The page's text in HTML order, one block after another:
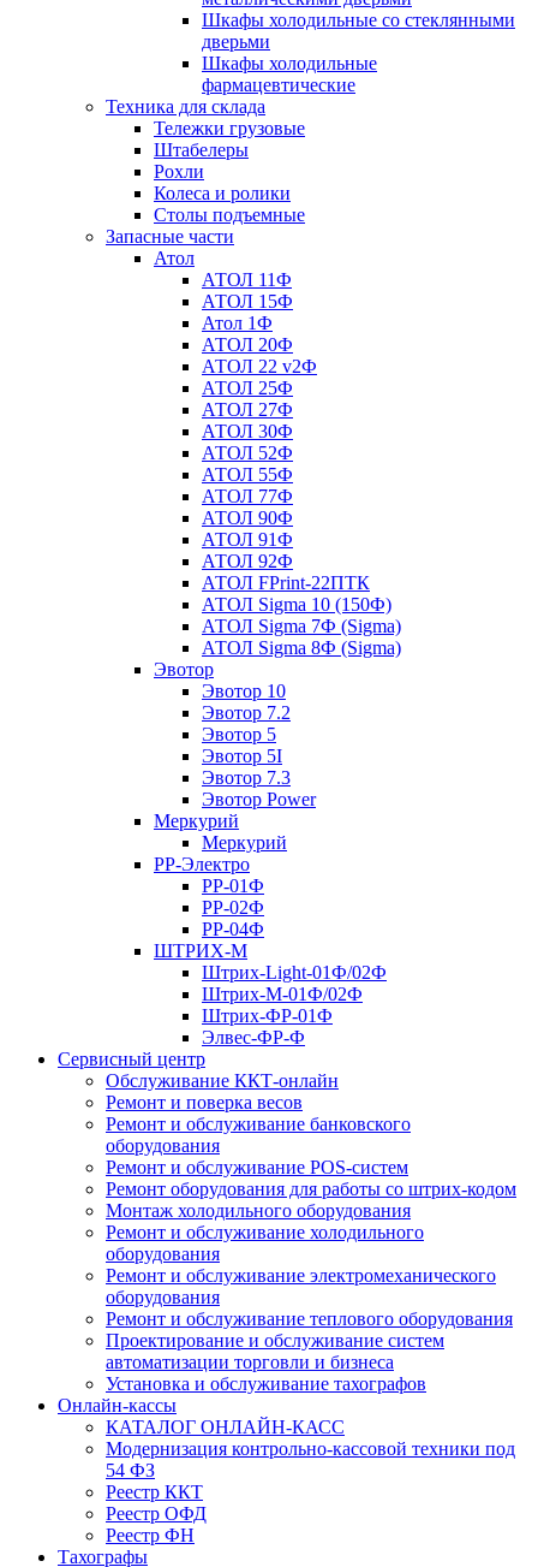
Шкафы холодильные со стеклянными
дверьми
Шкафы холодильные
фармацевтические
Техника для склада
Тележки грузовые
Штабелеры
Рохли
Колеса и ролики
Столы подъемные
Запасные части
Атол
АТОЛ 11Ф
АТОЛ 15Ф
Атол 1Ф
АТОЛ 20Ф
АТОЛ 22 v2Ф
АТОЛ 25Ф
АТОЛ 27Ф
АТОЛ 30Ф
АТОЛ 52Ф
АТОЛ 55Ф
АТОЛ 77Ф
АТОЛ 90Ф
АТОЛ 91Ф
АТОЛ 92Ф
АТОЛ FPrint-22ПТК
АТОЛ Sigma 10 (150Ф)
АТОЛ Sigma 7Ф (Sigma)
АТОЛ Sigma 8Ф (Sigma)
Эвотор
Эвотор 10
Эвотор 7.2
Эвотор 5
Эвотор 5I
Эвотор 7.3
Эвотор Power
Меркурий
Меркурий
РР-Электро
РР-01Ф
РР-02Ф
РР-04Ф
ШТРИХ-М
Штрих-Light-01Ф/02Ф
Штрих-М-01Ф/02Ф
Штрих-ФР-01Ф
Элвес-ФР-Ф
Сервисный центр
Обслуживание ККТ-онлайн
Ремонт и поверка весов
Ремонт и обслуживание банковского
оборудования
Ремонт и обслуживание POS-систем
Ремонт оборудования для работы со штрих-кодом
Монтаж холодильного оборудования
Ремонт и обслуживание холодильного
оборудования
Ремонт и обслуживание электромеханического
оборудования
Ремонт и обслуживание теплового оборудования
Проектирование и обслуживание систем
автоматизации торговли и бизнеса
Установка и обслуживание тахографов
Онлайн-кассы
КАТАЛОГ ОНЛАЙН-КАСС
Модернизация контрольно-кассовой техники под
54 ФЗ
Реестр ККТ
Реестр ОФД
Реестр ФН
Тахографы